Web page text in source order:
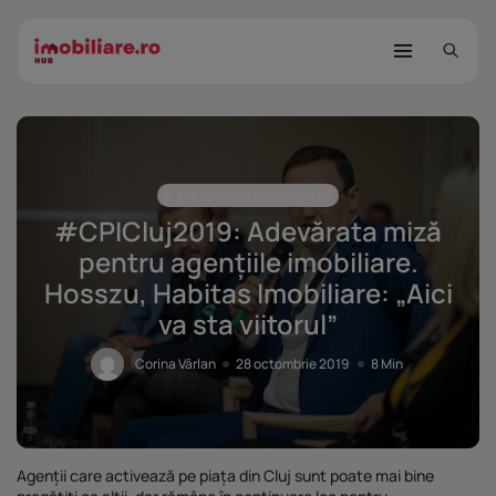
STUDIU Imobiliare.ro: Câtă încredere
mai...
25 noiembrie 2025 8 Min
Investițiile publice și private
25 noiembrie 2025 9 Min
#CPICluj2019: Adevărata miză
pentru agențiile imobiliare.
Hosszu, Habitas Imobiliare: „Aici
va sta viitorul”
Corina Vârlan 28 octombrie 2019 8 Min
Agenții care activează pe piața din Cluj sunt poate mai bine